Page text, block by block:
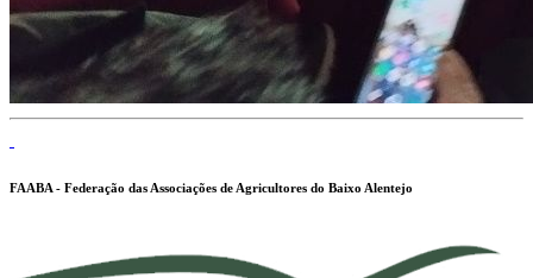
FAABA - Federação das Associações de Agricultores do Baixo Alentejo